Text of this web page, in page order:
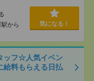
から
気になる！
ッフ☆人気イベン
給料もらえる日払